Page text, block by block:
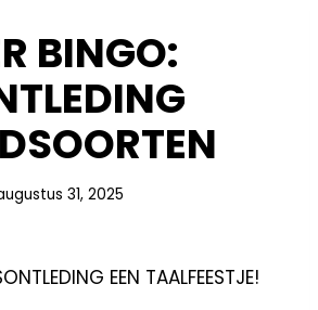
BINGO:
31, 2025
EEN TAALFEESTJE!